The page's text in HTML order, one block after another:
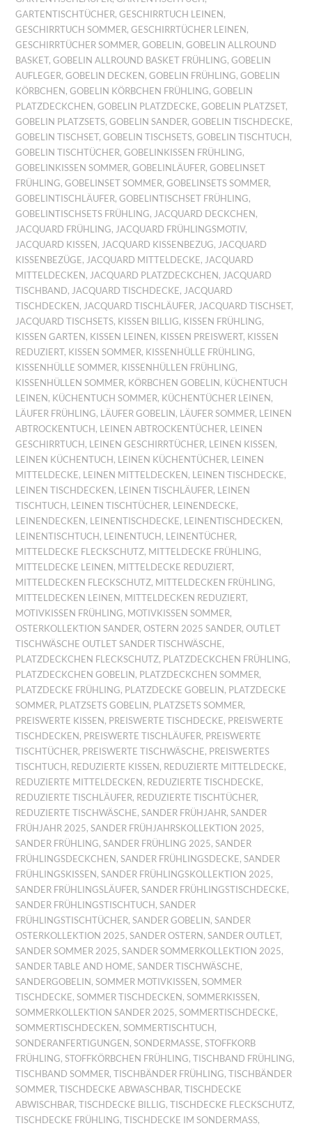
GARTENTISCHTÜCHER,GESCHIRRTUCH LEINEN ,
GESCHIRRTUCH SOMMER,GESCHIRRTÜCHER LEINEN ,
GESCHIRRTÜCHER SOMMER,GOBELIN ,GOBELIN ALLROUND
BASKET,GOBELIN ALLROUND BASKET FRÜHLING,GOBELIN
AUFLEGER,GOBELIN DECKEN ,GOBELIN FRÜHLING,GOBELIN
KÖRBCHEN ,GOBELIN KÖRBCHEN FRÜHLING,GOBELIN
PLATZDECKCHEN ,GOBELIN PLATZDECKE,GOBELIN PLATZSET,
GOBELIN PLATZSETS,GOBELIN SANDER,GOBELIN TISCHDECKE,
GOBELIN TISCHSET,GOBELIN TISCHSETS,GOBELIN TISCHTUCH ,
GOBELIN TISCHTÜCHER,GOBELINKISSEN FRÜHLING,
GOBELINKISSEN SOMMER,GOBELINLÄUFER,GOBELINSET
FRÜHLING,GOBELINSET SOMMER,GOBELINSETS SOMMER,
GOBELINTISCHLÄUFER,GOBELINTISCHSET FRÜHLING,
GOBELINTISCHSETS FRÜHLING, JACQUARD DECKCHEN ,
JACQUARD FRÜHLING, JACQUARD FRÜHLINGSMOTIV,
JACQUARD KISSEN , JACQUARD KISSENBEZUG, JACQUARD
KISSENBEZÜGE, JACQUARD MITTELDECKE, JACQUARD
MITTELDECKEN , JACQUARD PLATZDECKCHEN , JACQUARD
TISCHBAND, JACQUARD TISCHDECKE, JACQUARD
TISCHDECKEN , JACQUARD TISCHLÄUFER, JACQUARD TISCHSET,
JACQUARD TISCHSETS, KISSEN BILLIG, KISSEN FRÜHLING,
KISSEN GARTEN , KISSEN LEINEN , KISSEN PREISWERT, KISSEN
REDUZIERT, KISSEN SOMMER, KISSENHÜLLE FRÜHLING,
KISSENHÜLLE SOMMER, KISSENHÜLLEN FRÜHLING,
KISSENHÜLLEN SOMMER, KÖRBCHEN GOBELIN , KÜCHENTUCH
LEINEN , KÜCHENTUCH SOMMER, KÜCHENTÜCHER LEINEN ,
LÄUFER FRÜHLING, LÄUFER GOBELIN , LÄUFER SOMMER,
LEINEN
ABTROCKENTUCH , LEINEN ABTROCKENTÜCHER,
LEINEN
GESCHIRRTUCH , LEINEN GESCHIRRTÜCHER, LEINEN KISSEN ,
LEINEN KÜCHENTUCH , LEINEN KÜCHENTÜCHER,
LEINEN
MITTELDECKE, LEINEN MITTELDECKEN , LEINEN TISCHDECKE,
LEINEN TISCHDECKEN , LEINEN TISCHLÄUFER,
LEINEN
TISCHTUCH , LEINEN TISCHTÜCHER, LEINENDECKE,
LEINENDECKEN , LEINENTISCHDECKE, LEINENTISCHDECKEN ,
LEINENTISCHTUCH , LEINENTUCH , LEINENTÜCHER,
MITTELDECKE FLECKSCHUTZ, MITTELDECKE FRÜHLING,
MITTELDECKE LEINEN , MITTELDECKE REDUZIERT,
MITTELDECKEN FLECKSCHUTZ, MITTELDECKEN FRÜHLING,
MITTELDECKEN LEINEN , MITTELDECKEN REDUZIERT,
MOTIVKISSEN FRÜHLING, MOTIVKISSEN SOMMER,
OSTERKOLLEKTION SANDER,OSTERN 2025 SANDER,OUTLET
TISCHWÄSCHE OUTLET SANDER TISCHWÄSCHE,
PLATZDECKCHEN FLECKSCHUTZ, PLATZDECKCHEN FRÜHLING,
PLATZDECKCHEN GOBELIN , PLATZDECKCHEN SOMMER,
PLATZDECKE FRÜHLING, PLATZDECKE GOBELIN , PLATZDECKE
SOMMER, PLATZSETS GOBELIN , PLATZSETS SOMMER,
PREISWERTE KISSEN , PREISWERTE TISCHDECKE, PREISWERTE
TISCHDECKEN , PREISWERTE TISCHLÄUFER, PREISWERTE
TISCHTÜCHER, PREISWERTE TISCHWÄSCHE, PREISWERTES
TISCHTUCH , REDUZIERTE KISSEN , REDUZIERTE MITTELDECKE,
REDUZIERTE MITTELDECKEN , REDUZIERTE TISCHDECKE,
REDUZIERTE TISCHLÄUFER, REDUZIERTE TISCHTÜCHER,
REDUZIERTE TISCHWÄSCHE,SANDER FRÜHJAHR,SANDER
FRÜHJAHR 2025,SANDER FRÜHJAHRSKOLLEKTION 2025,
SANDER FRÜHLING,SANDER FRÜHLING 2025,SANDER
FRÜHLINGSDECKCHEN ,SANDER FRÜHLINGSDECKE,SANDER
FRÜHLINGSKISSEN ,SANDER FRÜHLINGSKOLLEKTION 2025,
SANDER FRÜHLINGSLÄUFER,SANDER FRÜHLINGSTISCHDECKE,
SANDER FRÜHLINGSTISCHTUCH ,SANDER
FRÜHLINGSTISCHTÜCHER,SANDER GOBELIN ,SANDER
OSTERKOLLEKTION 2025,SANDER OSTERN ,SANDER OUTLET,
SANDER SOMMER 2025,SANDER SOMMERKOLLEKTION 2025,
SANDER TABLE AND HOME,SANDER TISCHWÄSCHE,
SANDERGOBELIN ,SOMMER MOTIVKISSEN ,SOMMER
TISCHDECKE,SOMMER TISCHDECKEN ,SOMMERKISSEN ,
SOMMERKOLLEKTION SANDER 2025,SOMMERTISCHDECKE,
SOMMERTISCHDECKEN ,SOMMERTISCHTUCH ,
SONDERANFERTIGUNGEN ,SONDERMASSE ,STOFFKORB
FRÜHLING,STOFFKÖRBCHEN FRÜHLING,TISCHBAND FRÜHLING,
TISCHBAND SOMMER,TISCHBÄNDER FRÜHLING,TISCHBÄNDER
SOMMER,TISCHDECKE ABWASCHBAR,TISCHDECKE
ABWISCHBAR,TISCHDECKE BILLIG,TISCHDECKE FLECKSCHUTZ,
TISCHDECKE FRÜHLING,TISCHDECKE IM SONDERMASS ,